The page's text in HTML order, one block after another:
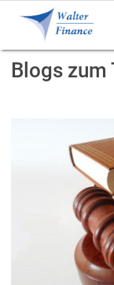
Blogs zum